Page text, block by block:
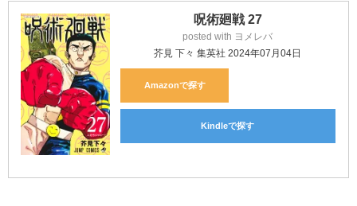
呪術廻戦 27
posted with ヨメレバ
芥見 下々 集英社 2024年07月04日
Amazon
Kindle